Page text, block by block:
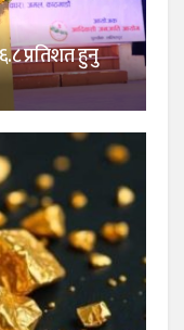
प्रतिशत हुनु